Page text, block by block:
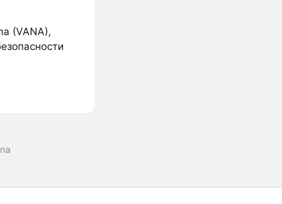
(VANA),